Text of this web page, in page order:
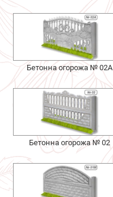
Бетонна огорожа № 02А
Бетонна огорожа № 02